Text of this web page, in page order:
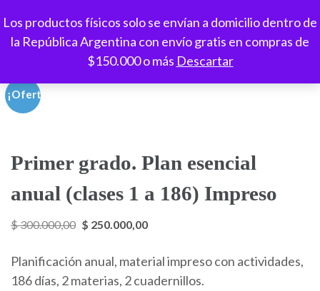
Los productos físicos solo se envían a domicilio dentro de
la República Argentina con envío gratis en compras de
$150.000 o más Descartar
al
contenido
Enter)
Espacio Paideia
Aprendizaje a tu ritmo, creatividad sin límites
¡Oferta!
Primer grado. Plan esencial
anual (clases 1 a 186) Impreso
$300.000,00 El
original
era:
$ 250.000,00El
actual
es:
Planificación anual, material impreso con actividades,
186 días, 2 materias, 2 cuadernillos.